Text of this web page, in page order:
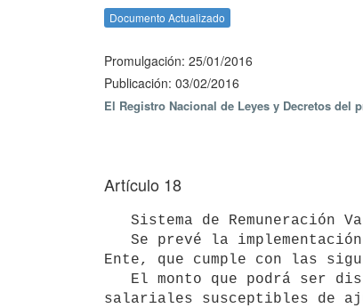
Documento Actualizado
Promulgación: 25/01/2016
Publicación: 03/02/2016
El Registro Nacional de Leyes y Decretos del
Artículo 18
Ente, que cumple con las
salariales susceptibles de